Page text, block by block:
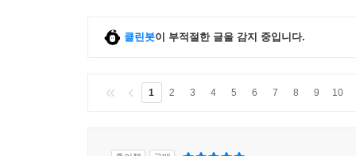
클린봇이 부적절한 글을 감지 중입니다.
1 2 3 4 5 6 7 8 9 10